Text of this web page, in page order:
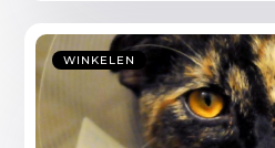
WINKELEN